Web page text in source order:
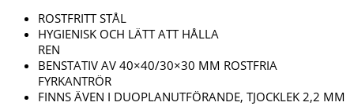
ROSTFRITT STÅL
HYGIENISK OCH LÄTT ATT HÅLLA
REN
BENSTATIV AV 40×40/30×30 MM ROSTFRIA
FYRKANTRÖR
FINNS ÄVEN I DUOPLANUTFÖRANDE, TJOCKLEK 2,2 MM